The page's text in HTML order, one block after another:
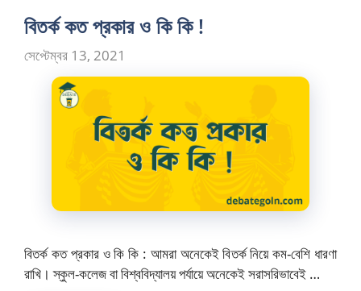
বিতর্ক কত প্রকার ও কি কি !
সেপ্টেম্বর 13, 2021
বিতর্ক কত প্রকার ও কি কি : আমরা অনেকেই বিতর্ক নিয়ে কম-বেশি ধারণা
রাখি। স্কুল-কলেজ বা বিশ্ববিদ্যালয় পর্যায়ে অনেকেই সরাসরিভাবেই …